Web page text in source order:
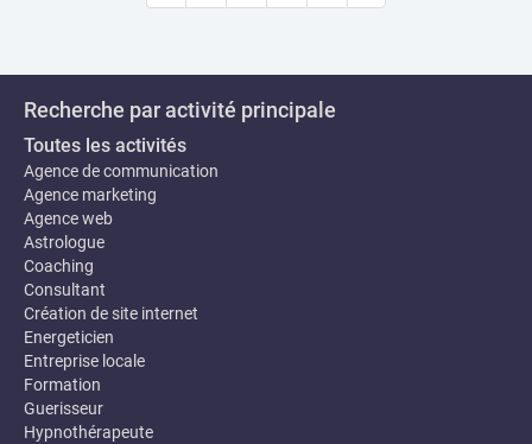
Recherche par activité principale
Toutes les activités
Agence de communication
Agence marketing
Agence web
Astrologue
Coaching
Consultant
Création de site internet
Energeticien
Entreprise locale
Formation
Guerisseur
Hypnothérapeute